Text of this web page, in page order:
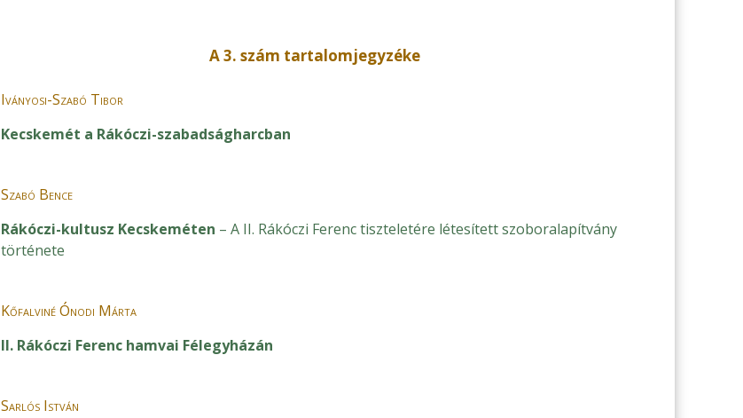
A 3. szám tartalomjegyzéke
Iványosi-Szabó Tibor
Kecskemét a Rákóczi-szabadságharcban
Szabó Bence
Rákóczi-kultusz Kecskeméten – A II. Rákóczi Ferenc tiszteletére létesített szoboralapítvány
története
Kőfalviné Ónodi Márta
II. Rákóczi Ferenc hamvai Félegyházán
Sarlós István